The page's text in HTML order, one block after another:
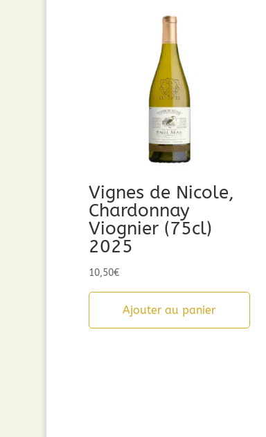
Vignes de Nicole,
Chardonnay
Viognier (75cl)
2025
10,50€
Ajouter au panier